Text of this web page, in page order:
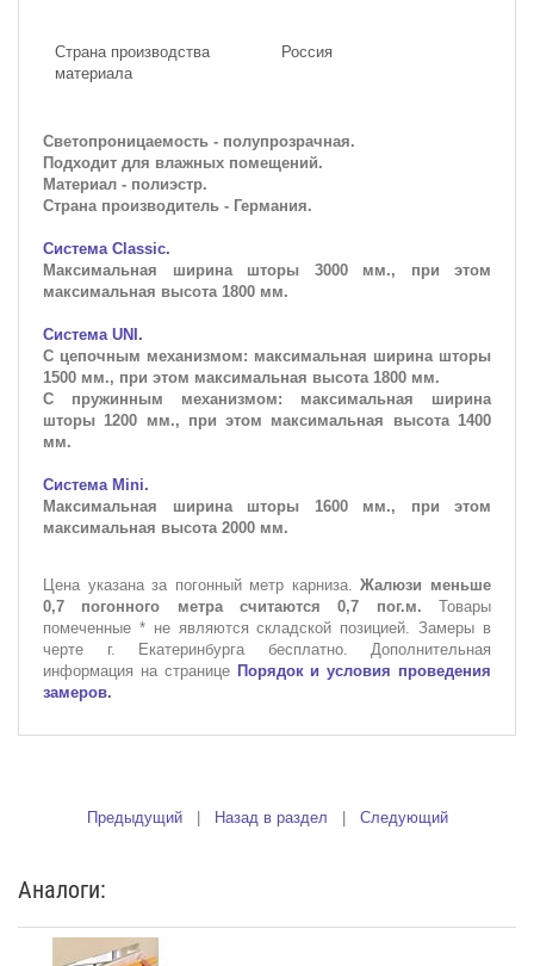
Страна производства
материала
Россия
Светопроницаемость - полупрозрачная.
Подходит для влажных помещений.
Материал - полиэстр.
Страна производитель - Германия.
Система Classic.
Максимальная ширина шторы 3000 мм., при этом
максимальная высота 1800 мм.
Система UNI.
С цепочным механизмом: максимальная ширина шторы
1500 мм., при этом максимальная высота 1800 мм.
С пружинным механизмом: максимальная ширина
шторы 1200 мм., при этом максимальная высота 1400
мм.
Система Mini.
Максимальная ширина шторы 1600 мм., при этом
максимальная высота 2000 мм.
Цена указана за погонный метр карниза.Жалюзи меньше
0,7 погонного метра считаются 0,7 пог.м. Товары
помеченные * не являются складской позицией. Замеры в
черте г. Екатеринбурга бесплатно. Дополнительная
информация на странице Порядок и условия проведения
замеров.
Предыдущий| Назад в раздел Следующий
Аналоги: